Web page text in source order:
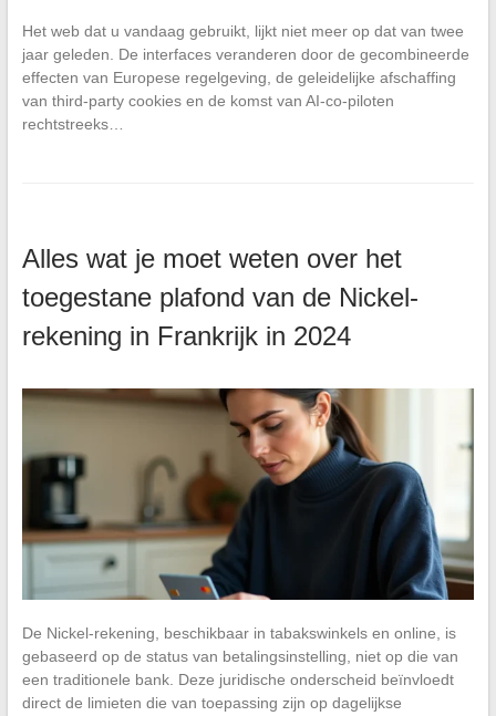
Het web dat u vandaag gebruikt, lijkt niet meer op dat van twee
jaar geleden. De interfaces veranderen door de gecombineerde
effecten van Europese regelgeving, de geleidelijke afschaffing
van third-party cookies en de komst van AI-co-piloten
rechtstreeks…
Alles wat je moet weten over het
toegestane plafond van de Nickel-
rekening in Frankrijk in 2024
De Nickel-rekening, beschikbaar in tabakswinkels en online, is
gebaseerd op de status van betalingsinstelling, niet op die van
een traditionele bank. Deze juridische onderscheid beïnvloedt
direct de limieten die van toepassing zijn op dagelijkse